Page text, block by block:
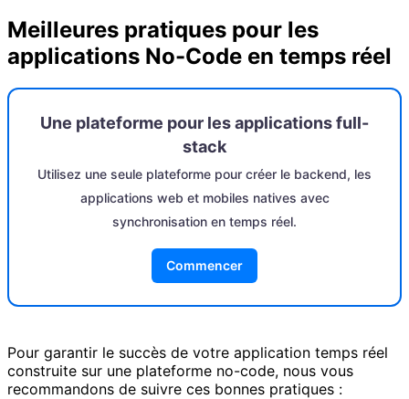
Meilleures pratiques pour les
applications No-Code en temps réel
Une plateforme pour les applications full-
stack
Utilisez une seule plateforme pour créer le backend, les
applications web et mobiles natives avec
synchronisation en temps réel.
Commencer
Pour garantir le succès de votre application temps réel
construite sur une plateforme no-code, nous vous
recommandons de suivre ces bonnes pratiques :